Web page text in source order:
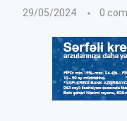
29/05/2024 0